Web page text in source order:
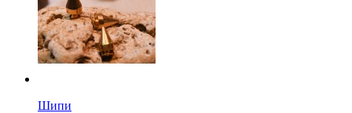
Шипи